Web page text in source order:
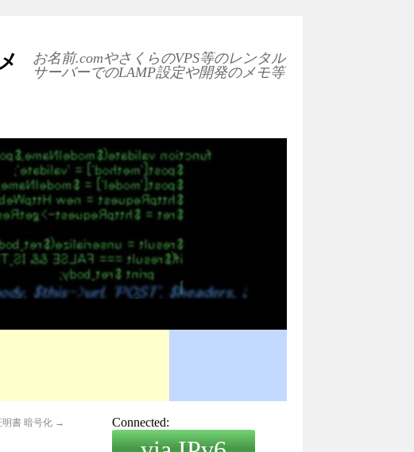
お名前.comやさくらのVPS等のレンタル
サーバーでのLAMP設定や開発のメモ等
明書 暗号化 →